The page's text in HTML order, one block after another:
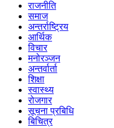
राजनीति
समाज
अन्तर्राष्ट्रिय
आर्थिक
विचार
मनोरञ्जन
अन्तर्वार्ता
शिक्षा
स्वास्थ्य
रोजगार
सूचना प्रबिधि
बिचित्र